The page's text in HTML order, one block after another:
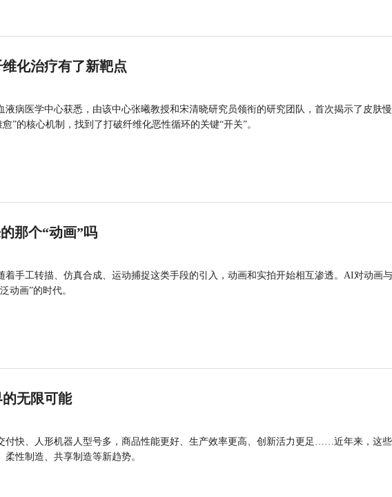
化治疗有了新靶点
液病医学中心获悉，由该中心张曦教授和宋清晓研究员领衔的研究团队，首次揭示了皮肤
”的核心机制，找到了打破纤维化恶性循环的关键“开关”。
那个“动画”吗
着手工转描、仿真合成、运动捕捉这类手段的引入，动画和实拍开始相互渗透。AI对动画
动画”的时代。
无限可能
付快、人形机器人型号多，商品性能更好、生产效率更高、创新活力更足……近年来，这
性制造、共享制造等新趋势。